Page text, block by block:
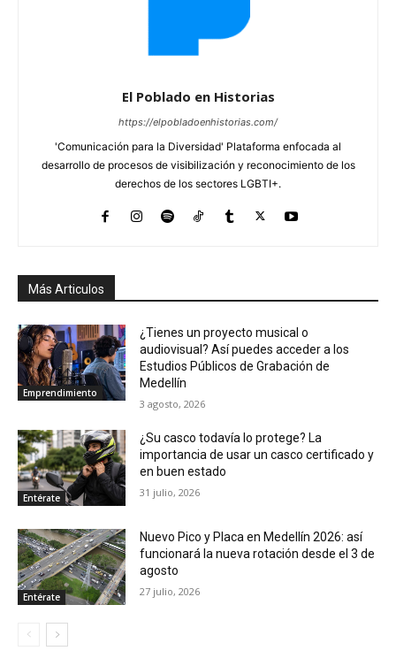
El Poblado en Historias
https://elpobladoenhistorias.com/
'Comunicación para la Diversidad' Plataforma enfocada al
desarrollo de procesos de visibilización y reconocimiento de los
derechos de los sectores LGBTI+.
Más Articulos
Emprendimiento
¿Tienes un proyecto musical o
audiovisual? Así puedes acceder a los
Estudios Públicos de Grabación de
Medellín
3 agosto, 2026
Entérate
¿Su casco todavía lo protege? La
importancia de usar un casco certificado y
en buen estado
31 julio, 2026
Entérate
Nuevo Pico y Placa en Medellín 2026: así
funcionará la nueva rotación desde el 3 de
agosto
27 julio, 2026